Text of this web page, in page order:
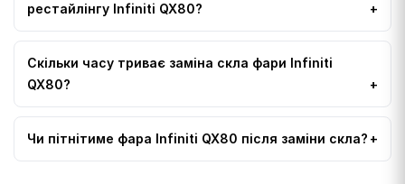
рестайлінгу Infiniti QX80?
Скільки часу триває заміна скла фари Infiniti
QX80?
Чи пітнітиме фара Infiniti QX80 після заміни скла?